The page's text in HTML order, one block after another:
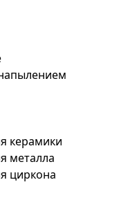
керамики
металла
циркона